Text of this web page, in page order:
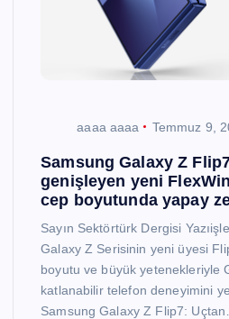
aaaa aaaa Temmuz 9,
Samsung Galaxy Z
genişleyen yeni
cep boyutunda yapay
Sayın Sektörtürk Dergisi
Galaxy Z Serisinin yeni üyesi
boyutu ve büyük yetenekleriyle
katlanabilir telefon deneyimini
Samsung Galaxy Z Flip7: